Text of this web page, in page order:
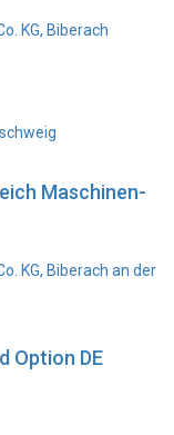
KG, Biberach
Maschinen-
KG, Biberach an der
Option DE